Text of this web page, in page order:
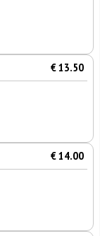
€ 13.50
€ 14.00